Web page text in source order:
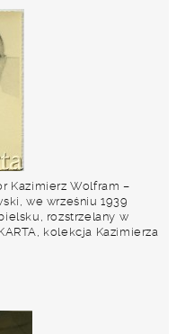
Kazimierz Wolfram –
we wrześniu 1939
rozstrzelany w
kolekcja Kazimierza